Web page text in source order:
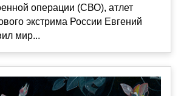
операции (СВО), атлет
экстрима России Евгений
мир...